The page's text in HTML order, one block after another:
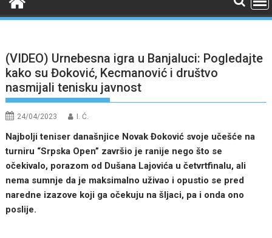
(VIDEO) Urnebesna igra u Banjaluci: Pogledajte
kako su Đoković, Kecmanović i društvo
nasmijali tenisku javnost
24/04/2023 I. Ć.
Najbolji teniser današnjice Novak Đoković svoje učešće na
turniru “Srpska Open” završio je ranije nego što se
očekivalo, porazom od Dušana Lajovića u četvrtfinalu, ali
nema sumnje da je maksimalno uživao i opustio se pred
naredne izazove koji ga očekuju na šljaci, pa i onda ono
poslije.